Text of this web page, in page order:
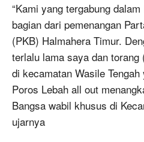
“Kami yang tergabung
bagian dari pemenangan
(PKB) Halmahera Timur.
terlalu lama saya dan
di kecamatan Wasile
Poros Lebah all out
Bangsa wabil khusus di
ujarnya